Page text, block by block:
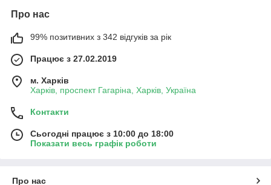
Про нас
99% позитивних з 342 відгуків за рік
Працює з 27.02.2019
м. Харків
Харків, проспект Гагаріна, Харків, Україна
Контакти
Сьогодні працює з 10:00 до 18:00
Показати весь графік роботи
Про нас